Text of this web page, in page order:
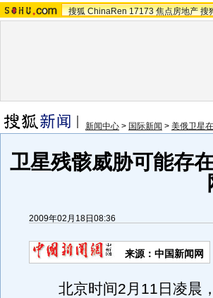
搜狐 ChinaRen 17173 焦点房地产 搜
新闻中心 > 国际新闻 > 美俄卫星
卫星残骸威胁可能存
2009年02月18日08:36
来源：中国新闻网
北京时间2月11日凌晨，